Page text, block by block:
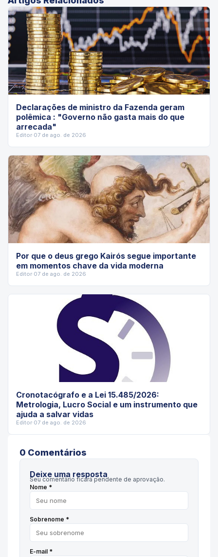
Declarações de ministro da Fazenda geram
polêmica : "Governo não gasta mais do que
arrecada"
Editor·07 de ago. de 2026
Por que o deus grego Kairós segue importante
em momentos chave da vida moderna
Editor·07 de ago. de 2026
Cronotacógrafo e a Lei 15.485/2026:
Metrologia, Lucro Social e um instrumento que
ajuda a salvar vidas
Editor·07 de ago. de 2026
0 Comentários
Deixe uma resposta
Seu comentário ficará pendente de aprovação.
Nome *
Sobrenome *
E-mail *